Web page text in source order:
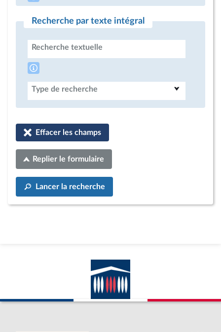
Recherche par texte intégral
Recherche textuelle
Type de recherche
Effacer les champs
Replier le formulaire
Lancer la recherche